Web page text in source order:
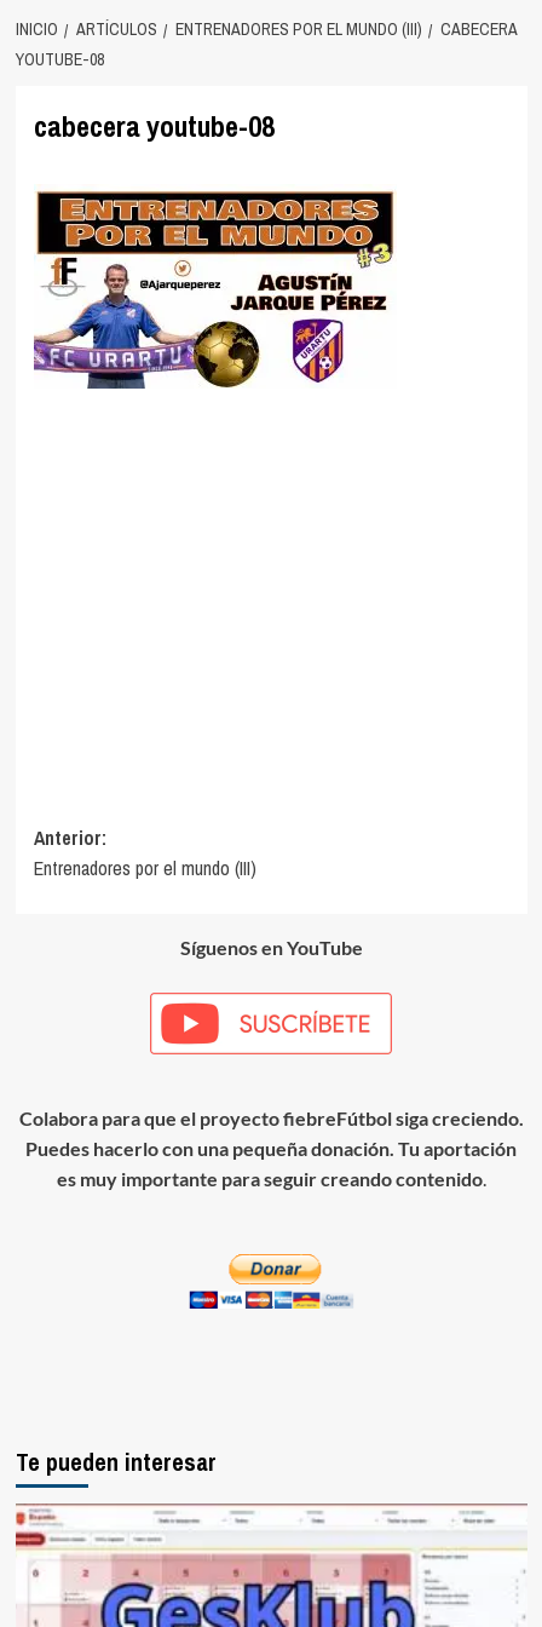
INICIO ARTÍCULOS ENTRENADORES POR EL MUNDO (III)
CABECERA
YOUTUBE-08
cabecera youtube-08
Navegación
de
Anterior:
Entrenadores por el mundo (III)
Síguenos en YouTube
Colabora para que el proyecto fiebreFútbol siga creciendo.
Puedes hacerlo con una pequeña donación. Tu aportación
es muy importante para seguir creando contenido.
Te pueden interesar